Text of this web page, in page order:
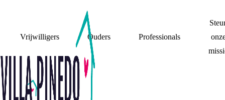
Vrijwilligers Ouders Professionals